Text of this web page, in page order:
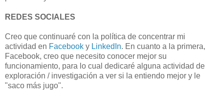
REDES SOCIALES
Creo que continuaré con la política de concentrar mi
actividad en Facebook y LinkedIn. En cuanto a la primera,
Facebook, creo que necesito conocer mejor su
funcionamiento, para lo cual dedicaré alguna actividad de
exploración / investigación a ver si la entiendo mejor y le
"saco más jugo".